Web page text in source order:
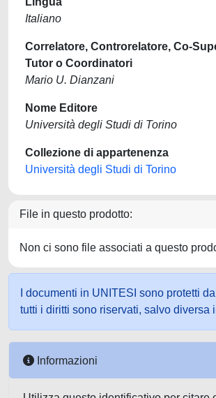
Italiano
Correlatore, Controrelatore, Co-
Tutor o Coordinatori
Mario U. Dianzani
Nome Editore
Università degli Studi di Torino
Collezione di appartenenza
Università degli Studi di Torino
File in questo prodotto:
Non ci sono file associati a questo
I documenti in UNITESI sono protetti
tutti i diritti sono riservati, salvo diversa
Informazioni